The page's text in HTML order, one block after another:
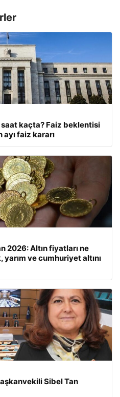
saat kaçta? Faiz beklentisi
ayı faiz kararı
2026: Altın fiyatları ne
ve cumhuriyet altını
Sibel Tan